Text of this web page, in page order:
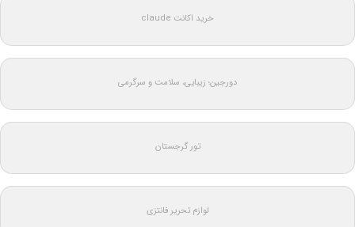
خرید اکانت claude
دورجین؛ زیبایی، سلامت و سرگرمی
تور گرجستان
لوازم تحریر فانتزی